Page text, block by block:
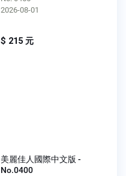
2026-08-01
$ 215 元
美麗佳人國際中文版 -
No.0400